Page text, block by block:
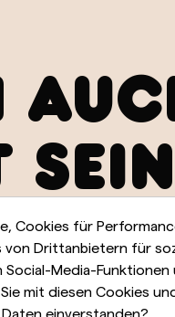
Cookies für
von Drittanbietern für
Social-Media-
mit diesen Cookies
einverstanden?